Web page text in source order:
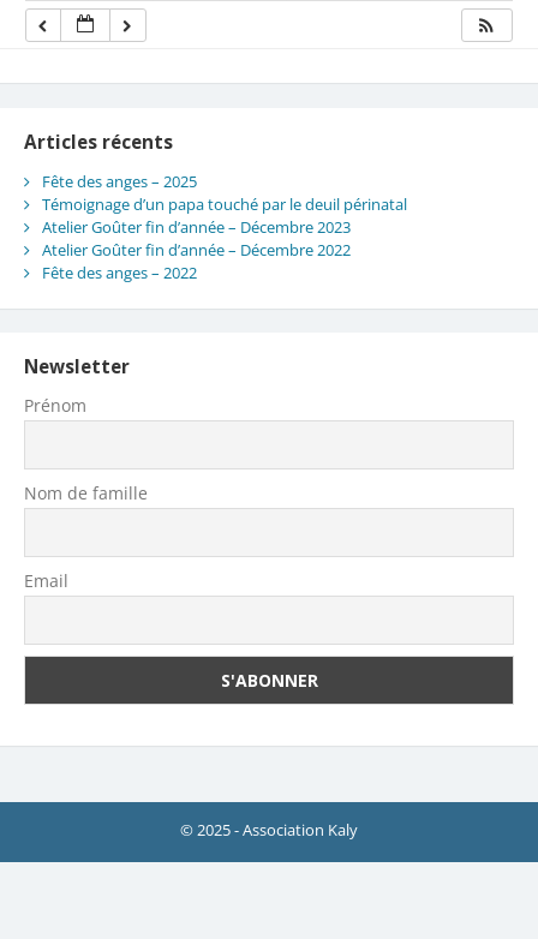
Articles récents
Fête des anges – 2025
Témoignage d’un papa touché par le deuil périnatal
Atelier Goûter fin d’année – Décembre 2023
Atelier Goûter fin d’année – Décembre 2022
Fête des anges – 2022
Newsletter
Prénom
Nom de famille
Email
© 2025 - Association Kaly